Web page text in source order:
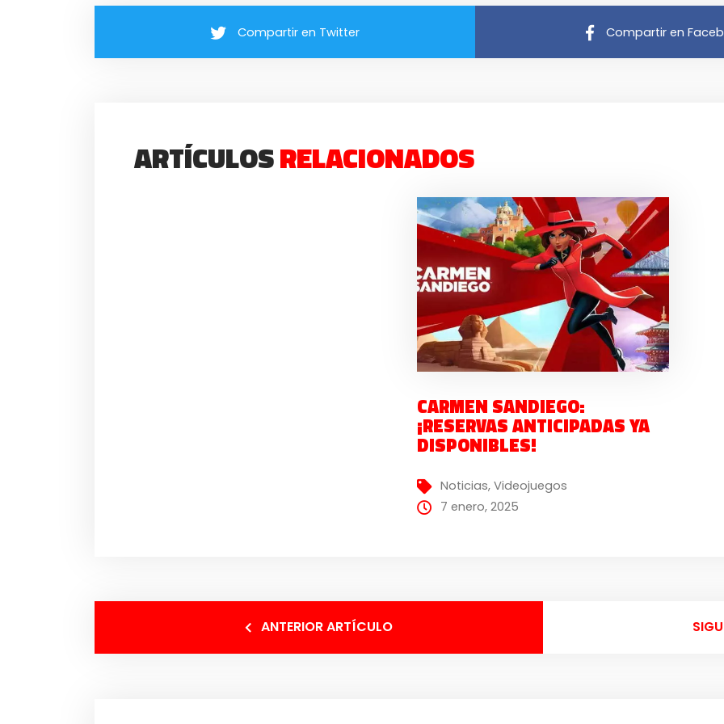
Compartir en Twitter Compartir en
ARTÍCULOSRELACIONADOS
CARMEN SANDIEGO:
¡RESERVAS ANTICIPADAS YA
DISPONIBLES!
Noticias, Videojuegos
7 enero, 2025
ANTERIOR ARTÍCULO